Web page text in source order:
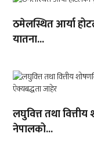
ठमेलस्थित आर्या
यातना...
लघुवित्त तथा
नेपालको...